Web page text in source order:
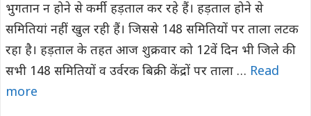
भुगतान न होने से कर्मी हड़ताल कर रहे हैं। हड़ताल होने से
समितियां नहीं खुल रही हैं। जिससे 148 समितियों पर ताला लटक
रहा है। हड़ताल के तहत आज शुक्रवार को 12वें दिन भी जिले की
सभी 148 समितियों व उर्वरक बिक्री केंद्रों पर ताला … Read
more